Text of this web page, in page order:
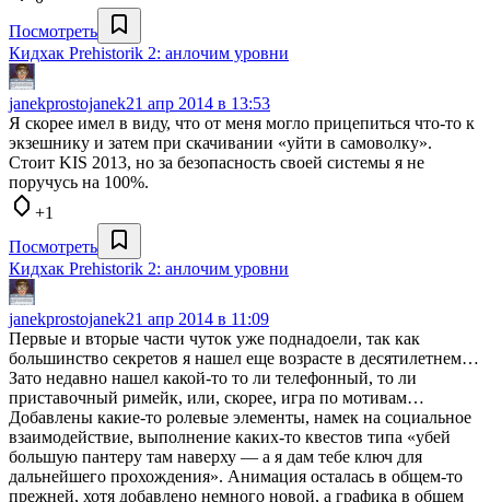
Посмотреть
Кидхак Prehistorik 2: анлочим уровни
janekprostojanek21 апр 2014 в 13:53
Я скорее имел в виду, что от меня могло прицепиться что-то к
экзешнику и затем при скачивании «уйти в самоволку».
Стоит KIS 2013, но за безопасность своей системы я не
поручусь на 100%.
+1
Посмотреть
Кидхак Prehistorik 2: анлочим уровни
janekprostojanek21 апр 2014 в 11:09
Первые и вторые части чуток уже поднадоели, так как
большинство секретов я нашел еще возрасте в десятилетнем…
Зато недавно нашел какой-то то ли телефонный, то ли
приставочный римейк, или, скорее, игра по мотивам…
Добавлены какие-то ролевые элементы, намек на социальное
взаимодействие, выполнение каких-то квестов типа «убей
большую пантеру там наверху — а я дам тебе ключ для
дальнейшего прохождения». Анимация осталась в общем-то
прежней, хотя добавлено немного новой, а графика в общем